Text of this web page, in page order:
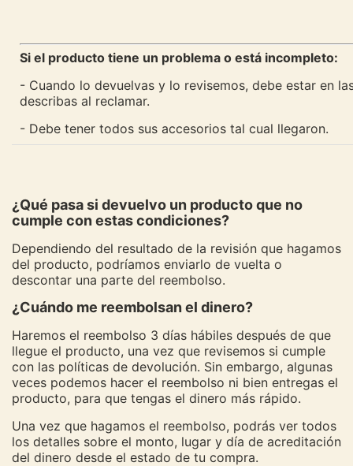
Si el producto tiene un problema o está incompleto:
- Cuando lo devuelvas y lo revisemos, debe estar en
describas al reclamar.
- Debe tener todos sus accesorios tal cual llegaron.
¿Qué pasa si devuelvo un producto que no
cumple con estas condiciones?
Dependiendo del resultado de la revisión que hagamos
del producto, podríamos enviarlo de vuelta o
descontar una parte del reembolso.
¿Cuándo me reembolsan el dinero?
Haremos el reembolso 3 días hábiles después de que
llegue el producto, una vez que revisemos si cumple
con las políticas de devolución. Sin embargo, algunas
veces podemos hacer el reembolso ni bien entregas el
producto, para que tengas el dinero más rápido.
Una vez que hagamos el reembolso, podrás ver todos
los detalles sobre el monto, lugar y día de acreditación
del dinero desde el estado de tu compra.